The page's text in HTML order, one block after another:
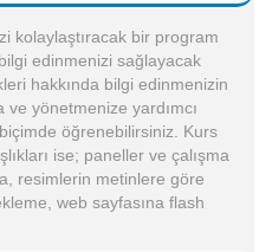
kolaylaştıracak bir program
edinmenizi sağlayacak
hakkında bilgi edinmenizin
ve yönetmenize yardımcı
öğrenebilirsiniz. Kurs
ise; paneller ve çalışma
resimlerin metinlere göre
web sayfasına flash